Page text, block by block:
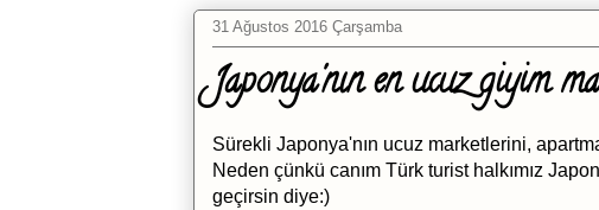
31 Ağustos 2016 Çarşamba
Japonya'nın en ucuz giyim
Sürekli Japonya'nın ucuz marketlerini,
Neden çünkü canım Türk turist halkımız
geçirsin diye:)